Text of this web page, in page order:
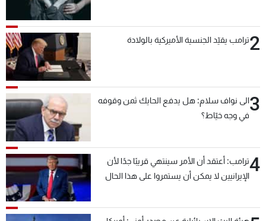
2ترامب يقيّد الجنسية الأميركية بالولادة
3الى نواف سلام: هل يدفع الحايك ثمن وقوفه
في وجه خيّاط؟
4ترامب: أعتقد أن الأمر سينتهي قريبًا جدًا لأن
الإيرانيين لا يمكن أن يستمروا على هذا الحال